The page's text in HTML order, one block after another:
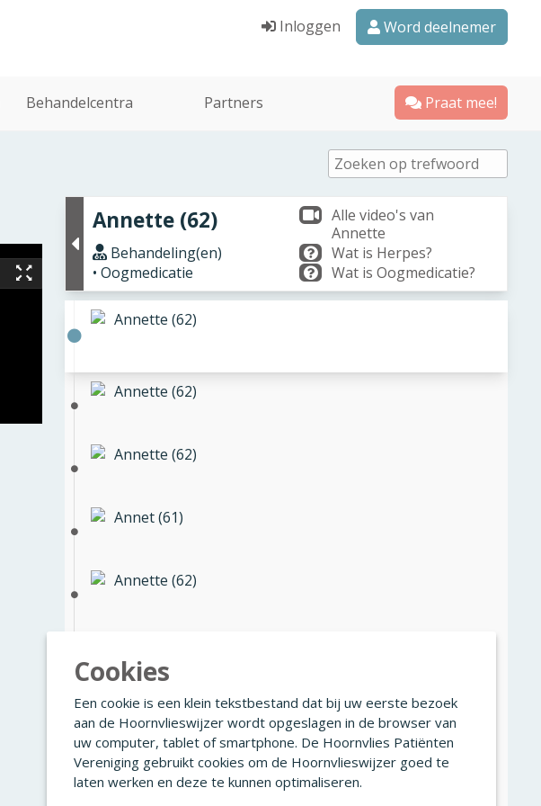
Inloggen Word deelnemer
Behandelcentra Partners Praat mee!
Annette (62)
Behandeling(en)
• Oogmedicatie
Alle video's van
Annette
Wat is Herpes?
Wat is Oogmedicatie?
Annette (62)
Annette (62)
Annette (62)
Annet (61)
Annette (62)
Annette (62)
Annette (62)
Cookies
Een cookie is een klein tekstbestand dat bij uw eerste bezoek
aan de Hoornvlieswijzer wordt opgeslagen in de browser van
uw computer, tablet of smartphone. De Hoornvlies Patiënten
Vereniging gebruikt cookies om de Hoornvlieswijzer goed te
laten werken en deze te kunnen optimaliseren.